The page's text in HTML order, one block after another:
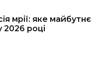
мрії: яке майбутнє
2026 році